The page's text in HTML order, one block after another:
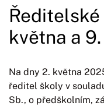
května a
Na dny 2. května
ředitel školy v
Sb., o předškolním,